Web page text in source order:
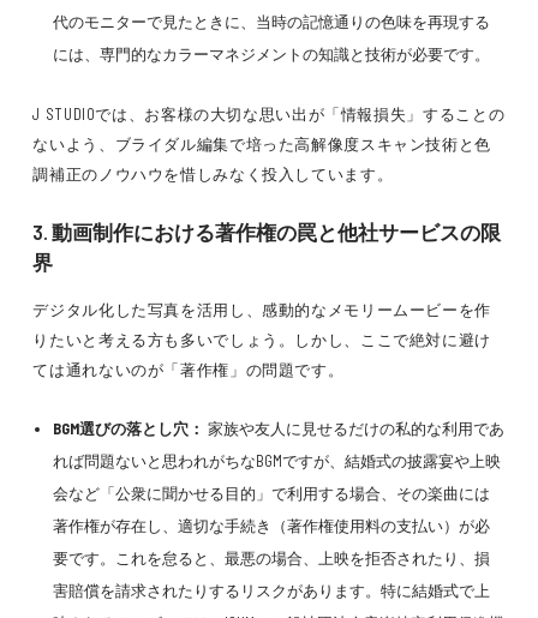
代のモニターで見たときに、当時の記憶通りの色味を再現する
には、専門的なカラーマネジメントの知識と技術が必要です。
J STUDIOでは、お客様の大切な思い出が「情報損失」することの
ないよう、ブライダル編集で培った高解像度スキャン技術と色
調補正のノウハウを惜しみなく投入しています。
3. 動画制作における著作権の罠と他社サービスの限
界
デジタル化した写真を活用し、感動的なメモリームービーを作
りたいと考える方も多いでしょう。しかし、ここで絶対に避け
ては通れないのが「著作権」の問題です。
BGM選びの落とし穴： 家族や友人に見せるだけの私的な利用であ
れば問題ないと思われがちなBGMですが、結婚式の披露宴や上映
会など「公衆に聞かせる目的」で利用する場合、その楽曲には
著作権が存在し、適切な手続き（著作権使用料の支払い）が必
要です。これを怠ると、最悪の場合、上映を拒否されたり、損
害賠償を請求されたりするリスクがあります。特に結婚式で上